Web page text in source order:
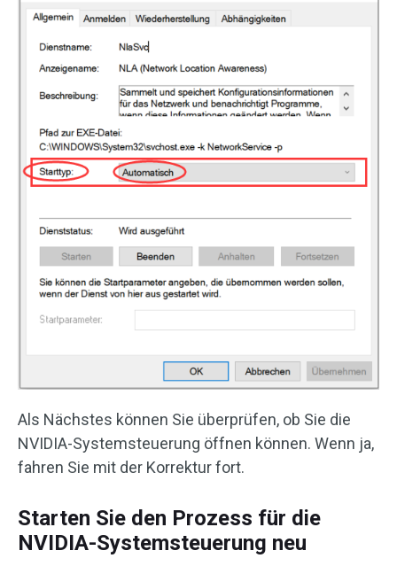
Als Nächstes können Sie überprüfen, ob Sie die
NVIDIA-Systemsteuerung öffnen können. Wenn ja,
fahren Sie mit der Korrektur fort.
Starten Sie den Prozess für die
NVIDIA-Systemsteuerung neu